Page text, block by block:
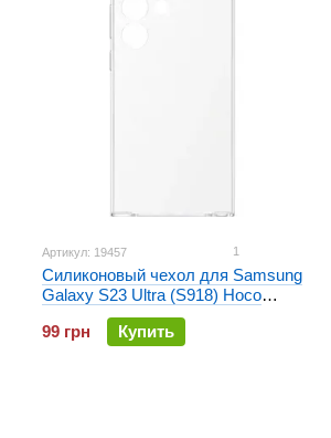
Артикул: 19457 1
Силиконовый чехол для Samsung
Galaxy S23 Ultra (S918) Hoco
ультратонкий Прозрачный
99 грн
Купить